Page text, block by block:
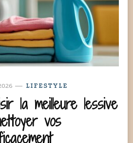
LIFESTYLE
la meilleure lessive
vos